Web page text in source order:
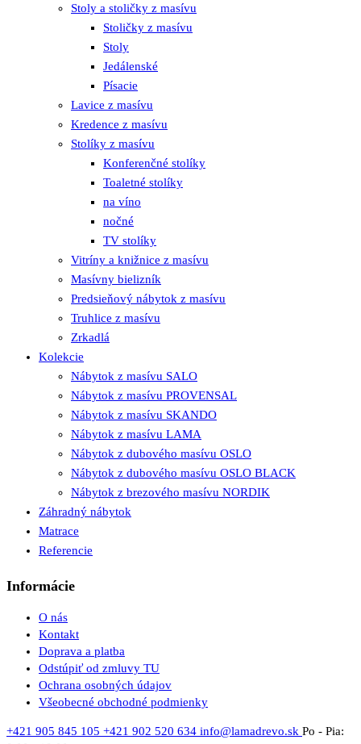
Stoly a stoličky z masívu
Stoličky z masívu
Stoly
Jedálenské
Písacie
Lavice z masívu
Kredence z masívu
Stolíky z masívu
Konferenčné stolíky
Toaletné stolíky
na víno
nočné
TV stolíky
Vitríny a knižnice z masívu
Masívny bielizník
Predsieňový nábytok z masívu
Truhlice z masívu
Zrkadlá
Kolekcie
Nábytok z masívu SALO
Nábytok z masívu PROVENSAL
Nábytok z masívu SKANDO
Nábytok z masívu LAMA
Nábytok z dubového masívu OSLO
Nábytok z dubového masívu OSLO BLACK
Nábytok z brezového masívu NORDIK
Záhradný nábytok
Matrace
Referencie
Informácie
O nás
Kontakt
Doprava a platba
Odstúpiť od zmluvy TU
Ochrana osobných údajov
Všeobecné obchodné podmienky
+421 905 845 105 +421 902 520 634 info@lamadrevo.sk Po - Pia: